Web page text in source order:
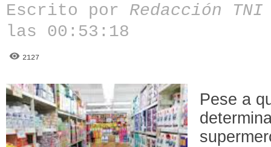
Escrito por Redacción
las 00:53:18
2127
Pese a